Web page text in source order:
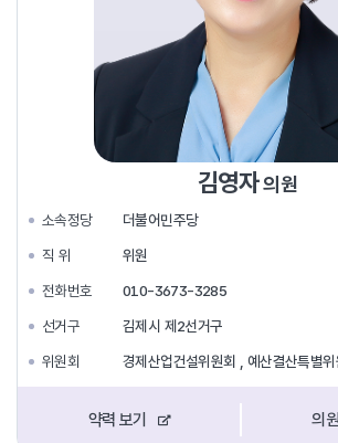
김영자의원
소속정당
더불어민주당
직 위
위원
전화번호
010-3673-3285
선거구
김제시 제2선거구
위원회
경제산업건설위원회 , 예산결산특별위
약력 보기 의